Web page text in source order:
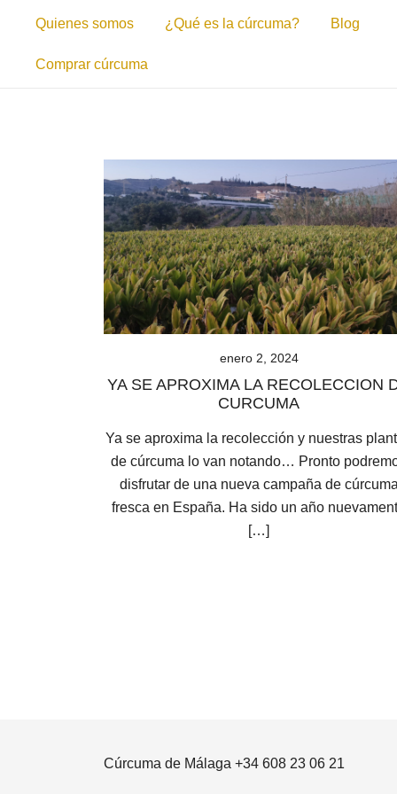
contenido
Quienes somos ¿Qué es la cúrcuma? Blog
Comprar cúrcuma
enero 2, 2024
YA SE APROXIMA LA RECOLECCION
CURCUMA
Ya se aproxima la recolección y nuestras
de cúrcuma lo van notando… Pronto
disfrutar de una nueva campaña de cúrcuma
fresca en España. Ha sido un año
[…]
Cúrcuma de Málaga +34 608 23 06 21